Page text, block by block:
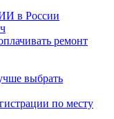
в России
ремонт
выбрать
по месту